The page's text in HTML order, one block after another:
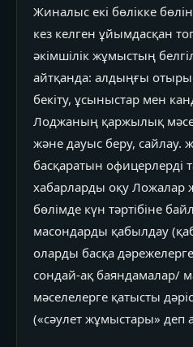
Жиналыс екі бөлікке
кез келген ұйымдасқан
әкімшілік жұмыстың
айтқанда: алдыңғы
бекіту, ұсыныстар мен
Лоджаның қаржылық
және дауыс беру, сайлау.
басқаратын офицерлерді
хабарларды оқу Ложалар
бөлімде күн тәртібіне
масондарды қабылдау
оларды басқа дәрежелерге
сондай-ақ баяндамалар/
мәселелерге қатысты
(«сәулет жұмыстары» деп